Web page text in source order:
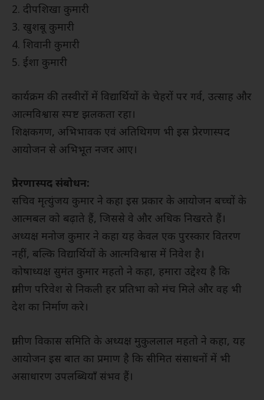
2. दीपशिखा कुमारी
3. खुशबू कुमारी
4. शिवानी कुमारी
5. ईशा कुमारी
कार्यक्रम की तस्वीरों में विद्यार्थियों के चेहरों पर गर्व, उत्साह और
आत्मविश्वास स्पष्ट झलकता रहा।
शिक्षकगण, अभिभावक एवं अतिथिगण भी इस प्रेरणास्पद
आयोजन से अभिभूत नजर आए।
प्रेरणास्पद संबोधन:
सचिव मृत्युंजय कुमार ने कहा इस प्रकार के आयोजन बच्चों के
आत्मबल को बढ़ाते हैं, जिससे वे और अधिक निखरते हैं।
अध्यक्ष मनोज कुमार ने कहा यह केवल एक पुरस्कार वितरण
नहीं, बल्कि विद्यार्थियों के आत्मविश्वास में निवेश है।
कोषाध्यक्ष सुमंत कुमार महतो ने कहा, हमारा उद्देश्य है कि
ग्रामीण परिवेश से निकली हर प्रतिभा को मंच मिले और वह भी
देश का निर्माण करे।
ग्रामीण विकास समिति के अध्यक्ष मुकुललाल महतो ने कहा, यह
आयोजन इस बात का प्रमाण है कि सीमित संसाधनों में भी
असाधारण उपलब्धियाँ संभव हैं।